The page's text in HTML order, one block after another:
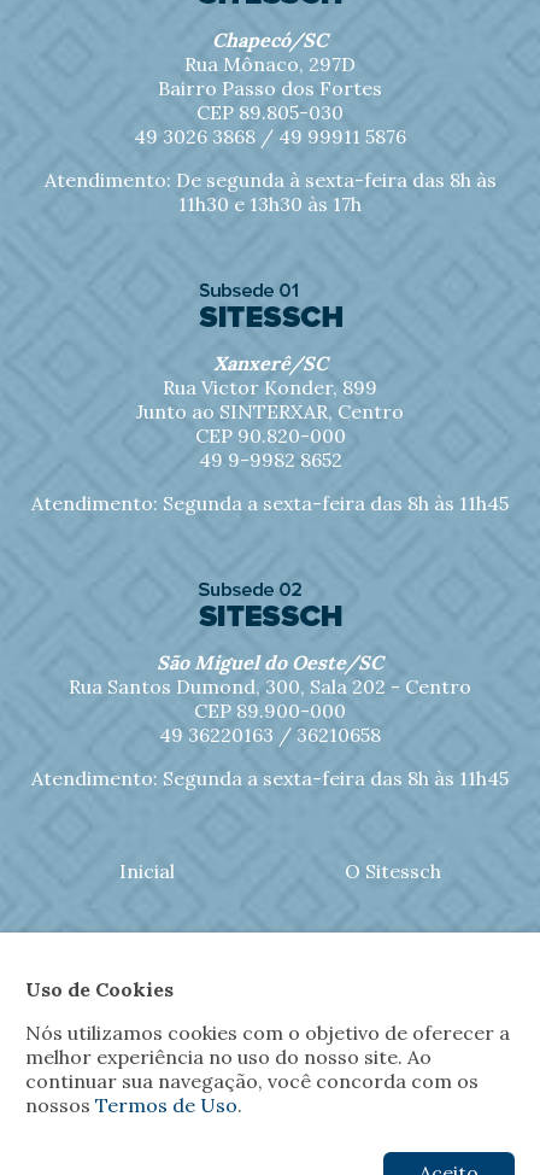
Chapecó/SC
Rua Mônaco, 297D
Bairro Passo dos Fortes
CEP 89.805-030
49 3026 3868 / 49 99911 5876
Atendimento: De segunda à sexta-feira das 8h às
11h30 e 13h30 às 17h
Xanxerê/SC
Rua Victor Konder, 899
Junto ao SINTERXAR, Centro
CEP 90.820-000
49 9-9982 8652
Atendimento: Segunda a sexta-feira das 8h às 11h45
São Miguel do Oeste/SC
Rua Santos Dumond, 300, Sala 202 - Centro
CEP 89.900-000
49 36220163 / 36210658
Atendimento: Segunda a sexta-feira das 8h às 11h45
Inicial O Sitessch
Convênios
Fotos Contato
Uso de Cookies
Nós utilizamos cookies com o objetivo de oferecer a
melhor experiência no uso do nosso site. Ao
continuar sua navegação, você concorda com os
nossos Termos de Uso.